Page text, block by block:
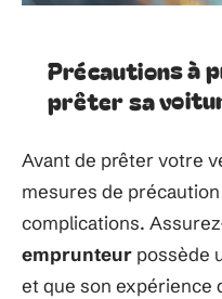
Précautions à
prêter sa
Avant de prêter votre
mesures de
complications.
emprunteur possède
et que son expérience